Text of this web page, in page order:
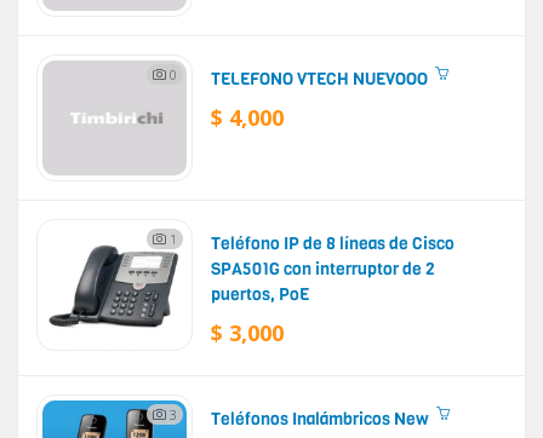
0 TELEFONO VTECH NUEVOOO
$ 4,000
1
Teléfono IP de 8 líneas de Cisco
SPA501G con interruptor de 2
puertos, PoE
$ 3,000
3 Teléfonos Inalámbricos New